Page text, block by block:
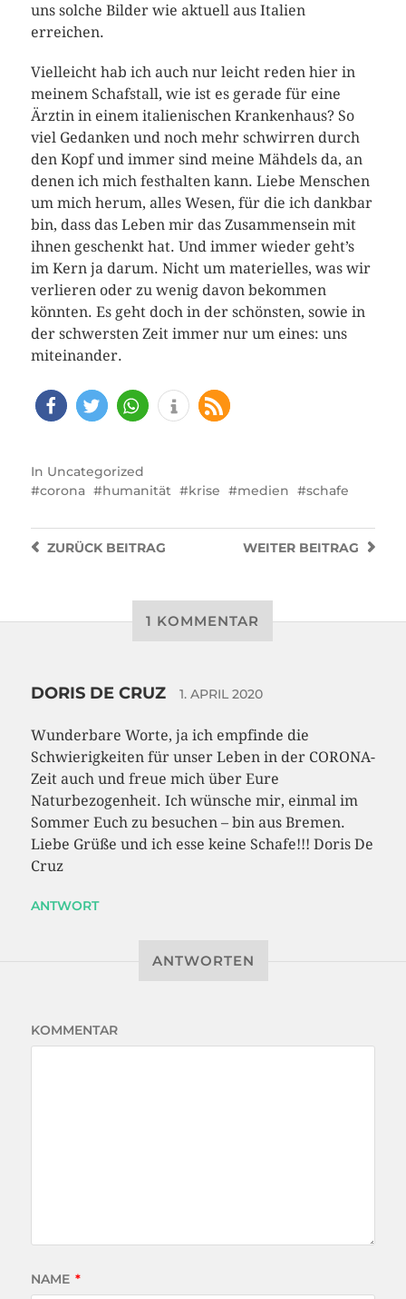
uns solche Bilder wie aktuell aus Italien
erreichen.
Vielleicht hab ich auch nur leicht reden hier in
meinem Schafstall, wie ist es gerade für eine
Ärztin in einem italienischen Krankenhaus? So
viel Gedanken und noch mehr schwirren durch
den Kopf und immer sind meine Mähdels da, an
denen ich mich festhalten kann. Liebe Menschen
um mich herum, alles Wesen, für die ich dankbar
bin, dass das Leben mir das Zusammensein mit
ihnen geschenkt hat. Und immer wieder geht’s
im Kern ja darum. Nicht um materielles, was wir
verlieren oder zu wenig davon bekommen
könnten. Es geht doch in der schönsten, sowie in
der schwersten Zeit immer nur um eines: uns
miteinander.
In Uncategorized
corona
humanität krise medien schafe
WEITER BEITRAG
ZURÜCKBEITRAG
1 KOMMENTAR
DORIS DE CRUZ 1. APRIL 2020
Wunderbare Worte, ja ich empfinde die
Schwierigkeiten für unser Leben in der CORONA-
Zeit auch und freue mich über Eure
Naturbezogenheit. Ich wünsche mir, einmal im
Sommer Euch zu besuchen – bin aus Bremen.
Liebe Grüße und ich esse keine Schafe!!! Doris De
Cruz
ANTWORT
ANTWORTEN
KOMMENTAR
NAME *